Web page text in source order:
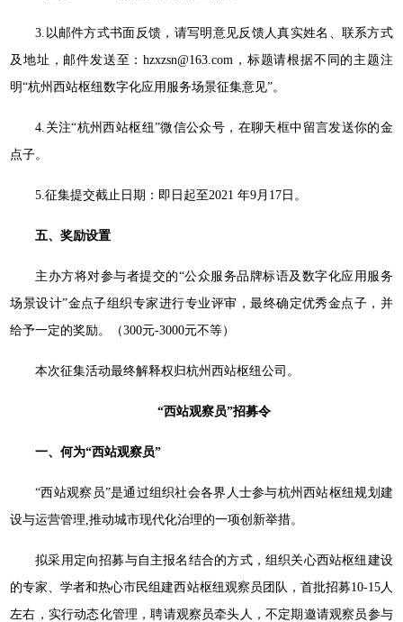
3.以邮件方式书面反馈，请写明意见反馈人真实姓名、联系方式
及地址，邮件发送至：hzxzsn@163.com，标题请根据不同的主题注
明“杭州西站枢纽数字化应用服务场景征集意见”。
4.关注“杭州西站枢纽”微信公众号，在聊天框中留言发送你的金
点子。
5.征集提交截止日期：即日起至2021 年9月17日。
五、奖励设置
主办方将对参与者提交的“公众服务品牌标语及数字化应用服务
场景设计”金点子组织专家进行专业评审，最终确定优秀金点子，并
给予一定的奖励。（300元-3000元不等）
本次征集活动最终解释权归杭州西站枢纽公司。
“西站观察员”招募令
一、何为“西站观察员”
“西站观察员”是通过组织社会各界人士参与杭州西站枢纽规划建
设与运营管理,推动城市现代化治理的一项创新举措。
拟采用定向招募与自主报名结合的方式，组织关心西站枢纽建设
的专家、学者和热心市民组建西站枢纽观察员团队，首批招募10-15人
左右，实行动态化管理，聘请观察员牵头人，不定期邀请观察员参与